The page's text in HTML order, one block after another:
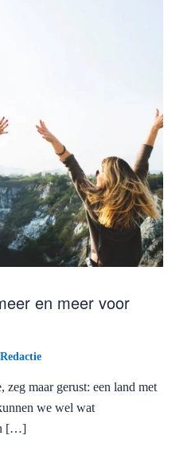
en meer voor
Redactie
zeg maar gerust: een land met
we wel wat
[…]